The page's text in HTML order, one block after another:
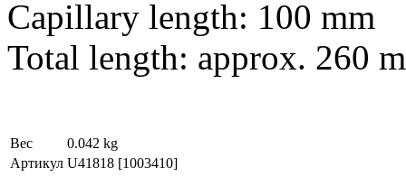
Capillary length: 100 mm
Total length: approx. 260
Вес
0.042 kg
Артикул U41818 [1003410]